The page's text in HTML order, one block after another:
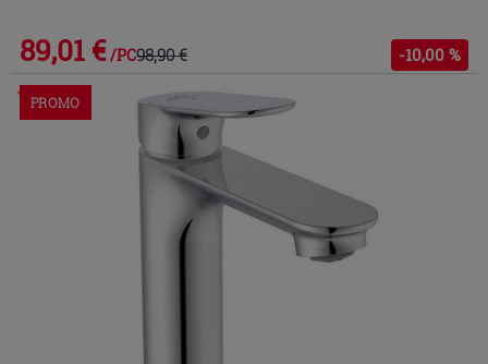
89,01 € /PC98,90 € -10,00 %
Commandable en magasin ou via le service client
PROMO